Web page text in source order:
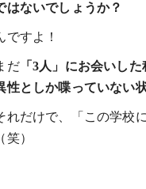
はないでしょうか？
ですよ！
だ「3人」にお会いし
性としか喋っていない
れだけで、「この学校
笑）